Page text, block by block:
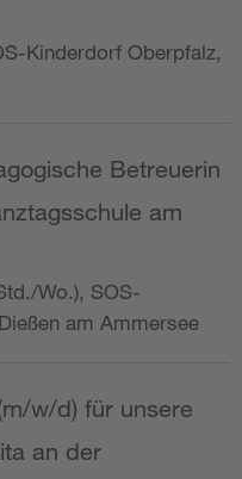
Kinderdorf Oberpfalz,
Betreuerin
am
Wo.), SOS-
am Ammersee
w/d) für unsere
an der